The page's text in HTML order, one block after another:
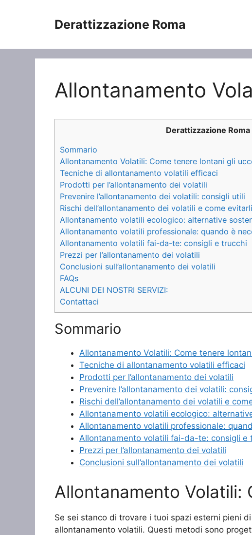
Derattizzazione Roma
Allontanamento
Derattizzazione Roma
Sommario
Allontanamento Volatili: Come tenere lontani gli
Tecniche di allontanamento volatili efficaci
Prodotti per l’allontanamento dei volatili
Prevenire l’allontanamento dei volatili: consigli utili
Rischi dell’allontanamento dei volatili e come evitarli
Allontanamento volatili ecologico: alternative
Allontanamento volatili professionale: quando è
Allontanamento volatili fai-da-te: consigli e trucchi
Prezzi per l’allontanamento dei volatili
Conclusioni sull’allontanamento dei volatili
FAQs
ALCUNI DEI NOSTRI SERVIZI:
Contattaci
Sommario
Allontanamento Volatili: Come tenere
Tecniche di allontanamento volatili efficaci
Prodotti per l’allontanamento dei volatili
Prevenire l’allontanamento dei volatili:
Rischi dell’allontanamento dei volatili e
Allontanamento volatili ecologico:
Allontanamento volatili professionale:
Allontanamento volatili fai-da-te: consigli e
Prezzi per l’allontanamento dei volatili
Conclusioni sull’allontanamento dei volatili
Allontanamento Volatili:
Se sei stanco di trovare i tuoi spazi esterni pieni
allontanamento volatili. Questi metodi sono